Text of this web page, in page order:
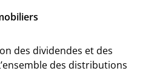
des dividendes et des
des distributions